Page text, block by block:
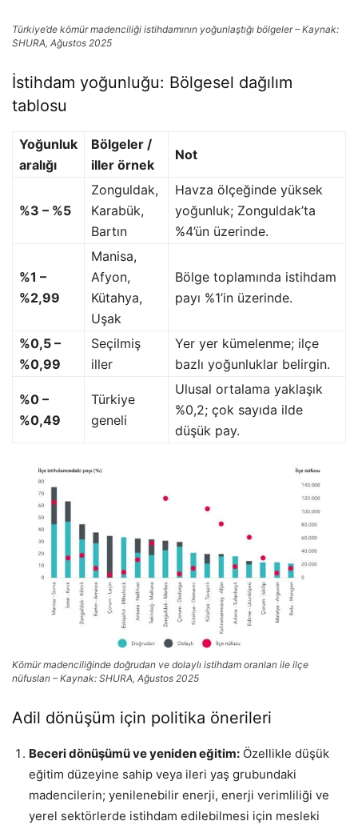
Türkiye’de kömür madenciliği istihdamının yoğunlaştığı bölgeler – Kaynak:
SHURA, Ağustos 2025
İstihdam yoğunluğu: Bölgesel dağılım
tablosu
Yoğunluk
aralığı
Bölgeler /
iller örnek
Not
%3 – %5
Zonguldak,
Karabük,
Bartın
Havza ölçeğinde yüksek
yoğunluk; Zonguldak’ta
%4’ün üzerinde.
%1 –
%2,99
Manisa,
Afyon,
Kütahya,
Uşak
Bölge toplamında istihdam
payı %1’in üzerinde.
%0,5 –
%0,99
Seçilmiş
iller
Yer yer kümelenme; ilçe
bazlı yoğunluklar belirgin.
%0 –
%0,49
Türkiye
geneli
Ulusal ortalama yaklaşık
%0,2; çok sayıda ilde
düşük pay.
Kömür madenciliğinde doğrudan ve dolaylı istihdam oranları ile ilçe
nüfusları – Kaynak: SHURA, Ağustos 2025
Adil dönüşüm için politika önerileri
Beceri dönüşümü ve yeniden eğitim: Özellikle düşük
eğitim düzeyine sahip veya ileri yaş grubundaki
madencilerin; yenilenebilir enerji, enerji verimliliği ve
yerel sektörlerde istihdam edilebilmesi için mesleki